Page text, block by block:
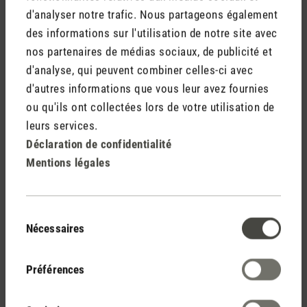
d'analyser notre trafic. Nous partageons également
des informations sur l'utilisation de notre site avec
nos partenaires de médias sociaux, de publicité et
d'analyse, qui peuvent combiner celles-ci avec
d'autres informations que vous leur avez fournies
ou qu'ils ont collectées lors de votre utilisation de
leurs services.
Déclaration de confidentialité
Mentions légales
du
Nécessaires
Préférences
George est un appareil 2 en 1 : il purifie l'air et
l'humidifie. D'une part, il nettoie l'air des particules comme le
pollen des plantes ou la poussière, et d'autre part, il humidifie